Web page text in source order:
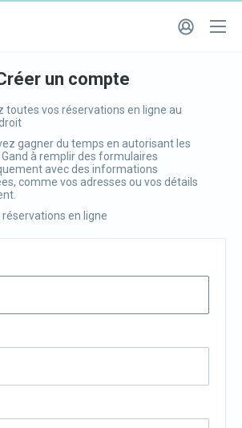
un compte
toutes vos réservations en ligne au
gagner du temps en autorisant les
Gand à remplir des formulaires
avec des informations
comme vos adresses ou vos détails
réservations en ligne